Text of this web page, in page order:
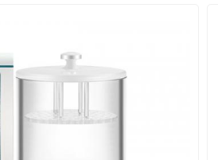
الصلة. يمكن استخدامه أيضًا لاختبار أداء
والضغط .